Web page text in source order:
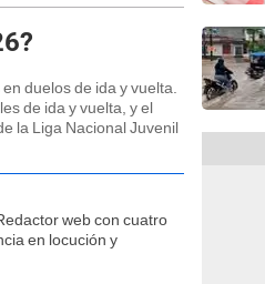
duelos de ida y vuelta.
de ida y vuelta, y el
la Liga Nacional Juvenil
web con cuatro
en locución y